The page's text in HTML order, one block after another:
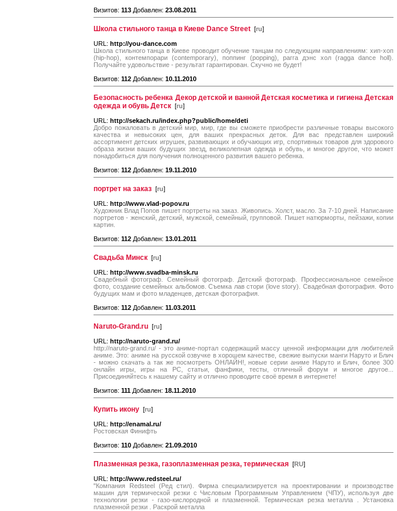
Визитов: 113 Добавлен: 23.08.2011
Школа стильного танца в Киеве Dance Street [ru]
URL: http://you-dance.com
Школа стильного танца в Киеве проводит обучение танцам по следующим направлениям: хип-хоп
(hip-hop), контемпорари (contemporary), поппинг (popping), рагга дэнс хол (ragga dance holl).
Получайте удовольствие - результат гарантирован. Скучно не будет!
Визитов: 112 Добавлен: 10.11.2010
Безопасность ребенка Декор детской и ванной Детская косметика и гигиена Детская
одежда и обувь Детск [ru]
URL: http://sekach.ru/index.php?public/home/deti
Добро пожаловать в детский мир, мир, где вы сможете приобрести различные товары высокого
качества и невысоких цен, для ваших прекрасных деток. Для вас представлен широкий
ассортимент детских игрушек, развивающих и обучающих игр, спортивных товаров для здорового
образа жизни ваших будущих звезд, великолепная одежда и обувь, и многое другое, что может
понадобиться для получения полноценного развития вашего ребенка.
Визитов: 112 Добавлен: 19.11.2010
портрет на заказ [ru]
URL: http://www.vlad-popov.ru
Художник Влад Попов пишет портреты на заказ. Живопись. Холст, масло. За 7-10 дней. Написание
портретов - женский, детский, мужской, семейный, групповой. Пишет натюрморты, пейзажи, копии
картин.
Визитов: 112 Добавлен: 13.01.2011
Свадьба Минск [ru]
URL: http://www.svadba-minsk.ru
Свадебный фотограф. Cемейный фотограф. Детский фотограф. Профессиональное семейное
фото, создание семейных альбомов. Съемка лав стори (love story). Свадебная фотография. Фото
будущих мам и фото младенцев, детская фотография.
Визитов: 112 Добавлен: 11.03.2011
Naruto-Grand.ru [ru]
URL: http://naruto-grand.ru/
http://naruto-grand.ru/ - это аниме-портал содержащий массу ценной информации для любителей
аниме. Это: аниме на русской озвучке в хорошем качестве, свежие выпуски манги Наруто и Блич
- можно скачать а так же посмотреть ОНЛАЙН!, новые серии аниме Наруто и Блич, более 300
онлайн игры, игры на PC, статьи, фанфики, тесты, отличный форум и многое другое...
Присоединяйтесь к нашему сайту и отлично проводите своё время в интернете!
Визитов: 111 Добавлен: 18.11.2010
Купить икону [ru]
URL: http://enamal.ru/
Ростовская Финифть
Визитов: 110 Добавлен: 21.09.2010
Плазменная резка, газоплазменная резка, термическая [RU]
URL: http://www.redsteel.ru/
"Компания Redsteel (Ред стил). Фирма специализируется на проектировании и производстве
машин для термической резки с Числовым Программным Управлением (ЧПУ), используя две
технологии резки - газо-кислородной и плазменной. Термическая резка металла . Установка
плазменной резки . Раскрой металла